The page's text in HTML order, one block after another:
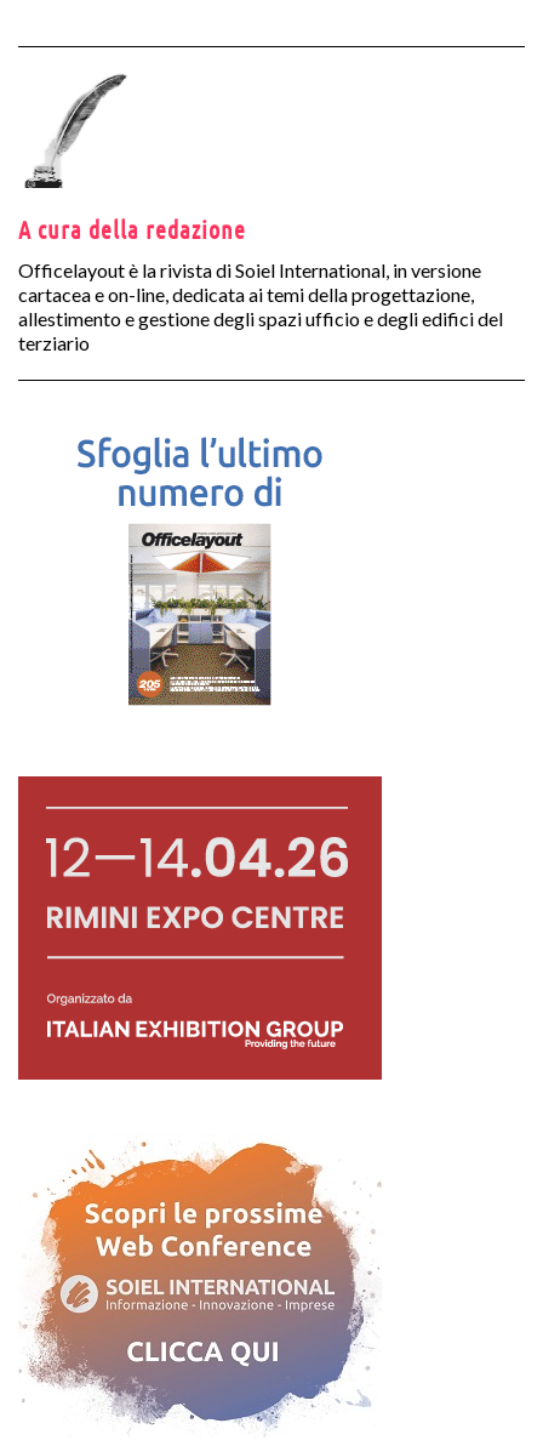
A cura della redazione
Officelayout è la rivista di Soiel International, in versione
cartacea e on-line, dedicata ai temi della progettazione,
allestimento e gestione degli spazi ufficio e degli edifici del
terziario